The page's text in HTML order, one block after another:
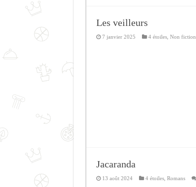
Les veilleurs
7 janvier 2025 4 étoiles, Non fiction
Jacaranda
13 août 2024 4 étoiles, Romans